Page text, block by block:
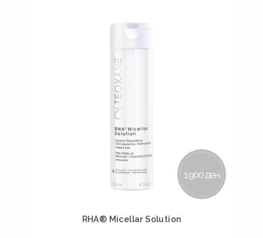
1.900 ден.
RHA® Micellar Solution